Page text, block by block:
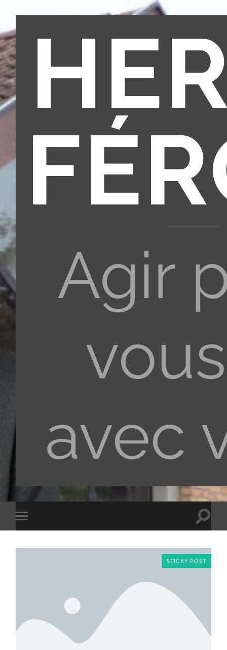
Agir
avec
Toggle
mobile
Toggle
STICKY POST